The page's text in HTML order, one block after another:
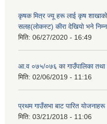
कृषक मित्र ज्यू हरू लाई कृष
सलह(लाेकस्ट) कीरा देखियाे भने निम्न
मिति: 06/27/2020 - 16:49
आ‍.व ०७५/०७६ का गाउँपालिका तथा
मिति: 02/06/2019 - 11:16
प्रथम गाउँसभा बाट पारित याेजनाहरू
मिति: 03/21/2018 - 11:06